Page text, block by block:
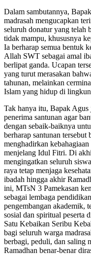
Dalam sambutannya,
madrasah mengucapkan
seluruh donatur yang telah
tidak mampu, khususnya
Ia berharap semua bentuk
Allah SWT sebagai amal
berlipat ganda. Ucapan
yang turut merasakan
tahunan, melainkan
Islam yang hidup di
Tak hanya itu, Bapak Agus
penerima santunan agar
dengan sebaik-baiknya
berharap santunan tersebut
menghadirkan
menjelang Idul Fitri. Di
mengingatkan seluruh
raya tetap menjaga
ibadah hingga akhir
ini, MTsN 3 Pamekasan
sebagai lembaga
pengembangan akademik,
sosial dan spiritual peserta
Satu Kebaikan Seribu
bagi seluruh warga
berbagi, peduli, dan saling
Ramadhan benar-benar